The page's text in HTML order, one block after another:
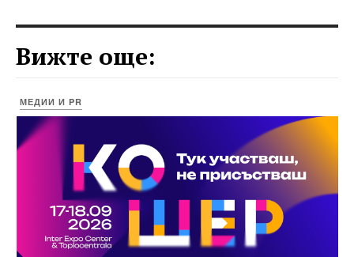
Вижте още:
МЕДИИ И PR